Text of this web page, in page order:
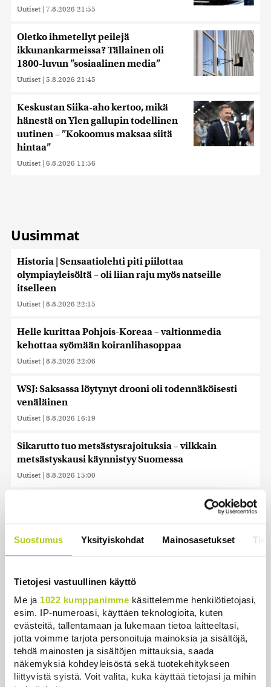
Suostumus Yksityiskohdat Mainosasetukset
Tietojesi vastuullinen käyttö
Me ja 1022 kumppanimme käsittelemme henkilötietojasi,
esim. IP-numeroasi, käyttäen teknologioita, kuten
evästeitä, tallentamaan ja lukemaan tietoa laitteeltasi,
jotta voimme tarjota personoituja mainoksia ja sisältöjä,
tehdä mainosten ja sisältöjen mittauksia, saada
näkemyksiä kohdeyleisöstä sekä tuotekehitykseen
liittyvistä syistä. Voit valita, kuka käyttää tietojasi ja mihin
Uutiset | 7.8.2026 21:55
Oletko ihmetellyt peilejä
ikkunankarmeissa? Tällainen oli
1800-luvun ”sosiaalinen media”
Uutiset | 5.8.2026 21:45
Keskustan Siika-aho kertoo, mikä
hänestä on Ylen gallupin todellinen
uutinen – ”Kokoomus maksaa siitä
hintaa”
Uutiset | 6.8.2026 11:56
Uusimmat
Historia | Sensaatiolehti piti piilottaa
olympiayleisöltä – oli liian raju myös natseille
itselleen
Uutiset | 8.8.2026 22:15
Helle kurittaa Pohjois-Koreaa – valtionmedia
kehottaa syömään koiranlihasoppaa
Uutiset | 8.8.2026 22:06
WSJ: Saksassa löytynyt drooni oli todennäköisesti
venäläinen
Uutiset | 8.8.2026 16:19
Sikarutto tuo metsästysrajoituksia – vilkkain
metsästyskausi käynnistyy Suomessa
Uutiset | 8.8.2026 15:00
Bulgariassa on räjähtänyt drooni lähellä Romanian
HS: Kaikkonen puoluejohtajien ykkönen
Ursa on myynyt ennätysmäärän pimennyslaseja
auringonpimennyksen edellä
8.8.2026 11:31
Suomessa näkyy keskiviikkona osittainen
auringonpimennys